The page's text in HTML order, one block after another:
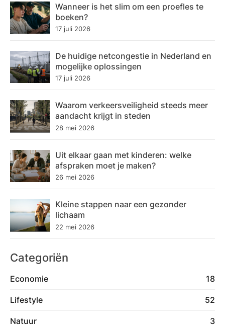
Wanneer is het slim om een proefles te
boeken?
17 juli 2026
De huidige netcongestie in Nederland en
mogelijke oplossingen
17 juli 2026
Waarom verkeersveiligheid steeds meer
aandacht krijgt in steden
28 mei 2026
Uit elkaar gaan met kinderen: welke
afspraken moet je maken?
26 mei 2026
Kleine stappen naar een gezonder
lichaam
22 mei 2026
Categoriën
Economie 18
Lifestyle 52
Natuur 3